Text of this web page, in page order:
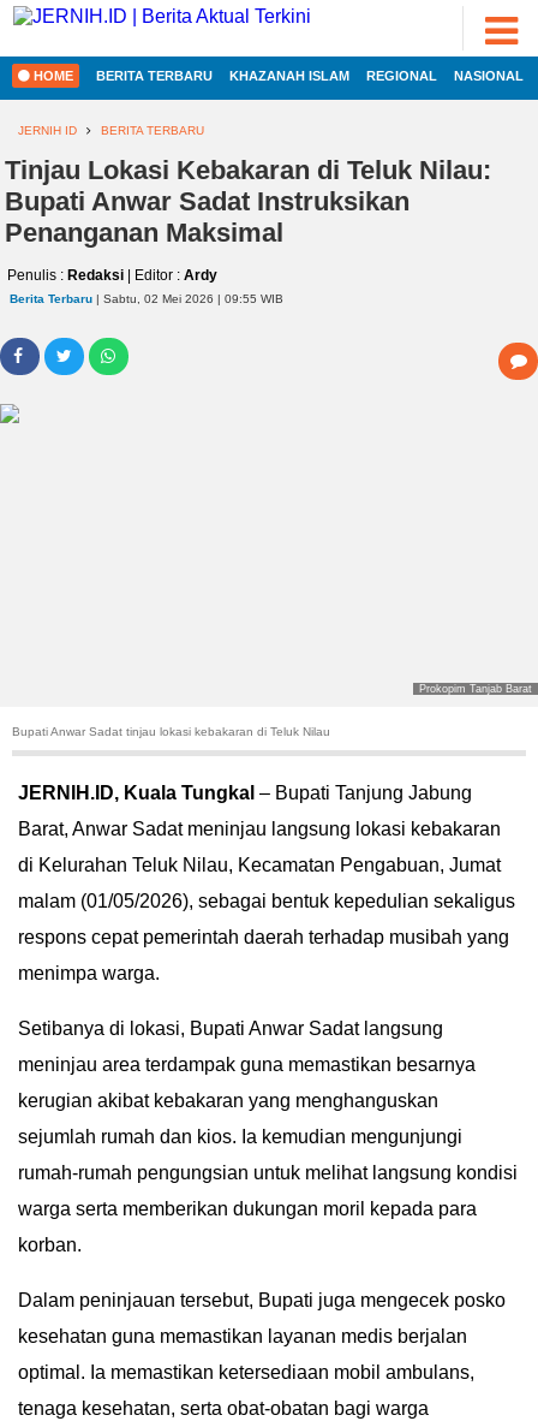
HOME
NASIONAL
KHAZANAH
LEISUR
TEKNOLOGI
OLAHRAGA
GALLERY
IN
OPINI
INFOGRAFIS
ADVERTORIAL
ADVERTORIAL
FOTO
VIDEO
JAMBI
PESONA
INDONESIA
PESONA
DUNIA
HEALTH
2022
JERNIH.ID
•
Developed
HOME BERITA TERBARU KHAZANAH ISLAM REGIONAL NASIONAL
JERNIH ID BERITA TERBARU
Tinjau Lokasi Kebakaran di Teluk Nilau:
Bupati Anwar Sadat Instruksikan
Penanganan Maksimal
Penulis : Redaksi | Editor : Ardy
Berita Terbaru | Sabtu, 02 Mei 2026 | 09:55 WIB
Prokopim Tanjab Barat
Bupati Anwar Sadat tinjau lokasi kebakaran di Teluk Nilau
JERNIH.ID, Kuala Tungkal – Bupati Tanjung Jabung
Barat, Anwar Sadat meninjau langsung lokasi kebakaran
di Kelurahan Teluk Nilau, Kecamatan Pengabuan, Jumat
malam (01/05/2026), sebagai bentuk kepedulian sekaligus
respons cepat pemerintah daerah terhadap musibah yang
menimpa warga.
Setibanya di lokasi, Bupati Anwar Sadat langsung
meninjau area terdampak guna memastikan besarnya
kerugian akibat kebakaran yang menghanguskan
sejumlah rumah dan kios. Ia kemudian mengunjungi
rumah-rumah pengungsian untuk melihat langsung kondisi
warga serta memberikan dukungan moril kepada para
korban.
Dalam peninjauan tersebut, Bupati juga mengecek posko
kesehatan guna memastikan layanan medis berjalan
optimal. Ia memastikan ketersediaan mobil ambulans,
tenaga kesehatan, serta obat-obatan bagi warga